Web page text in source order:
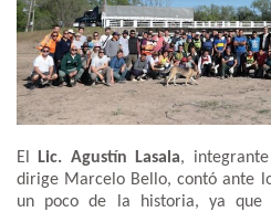
El Lic. Agustín Lasala,
dirige Marcelo Bello, contó ante
un poco de la historia, ya que